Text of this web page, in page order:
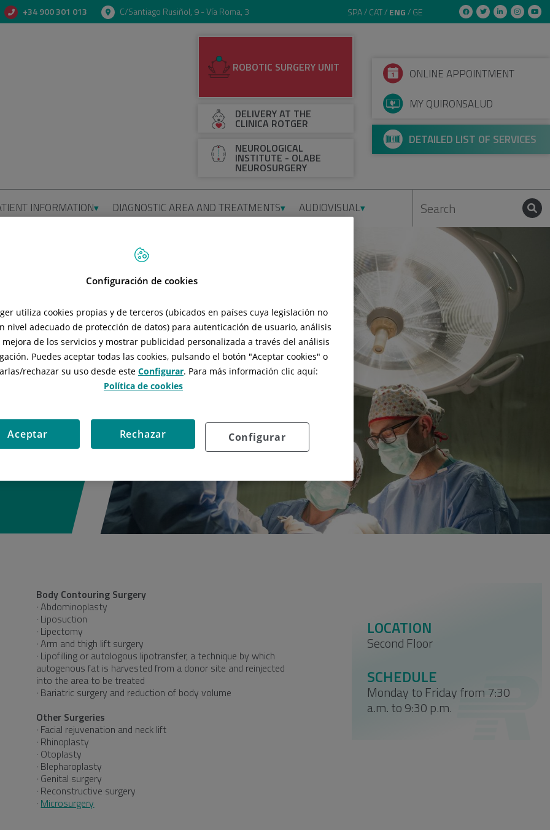
+34 900 301 013 C/Santiago Rusiñol, 9 - Vía Roma, 3 SPA CAT ENG GE
ROBOTIC SURGERY UNIT
DELIVERY AT THE
CLINICA ROTGER
NEUROLOGICAL
INSTITUTE - OLABE
NEUROSURGERY
ONLINE APPOINTMENT
MY QUIRONSALUD
DETAILED LIST OF SERVICES
INFORMATION DIAGNOSTIC AREA AND TREATMENTS AUDIOVISUAL
upskilling
with best
adequate
Rotger is
Body Contouring Surgery
· Abdominoplasty
· Liposuction
· Lipectomy
· Arm and thigh lift surgery
· Lipofilling or autologous lipotransfer, a technique by which
autogenous fat is harvested from a donor site and reinjected
into the area to be treated
· Bariatric surgery and reduction of body volume
Other Surgeries
· Facial rejuvenation and neck lift
· Rhinoplasty
· Otoplasty
· Blepharoplasty
· Genital surgery
· Reconstructive surgery
· Microsurgery
LOCATION
Second Floor
SCHEDULE
Monday to Friday from 7:30
a.m. to 9:30 p.m.
Configuración de cookies
utiliza cookies propias y de terceros (ubicados en países cuya legislación no
nivel adecuado de protección de datos) para autenticación de usuario, análisis
mejora de los servicios y mostrar publicidad personalizada a través del análisis
Puedes aceptar todas las cookies, pulsando el botón "Aceptar cookies" o
rechazar su uso desde este Configurar. Para más información clic aquí:
Política de cookies
Configurar
Rechazar
Aceptar